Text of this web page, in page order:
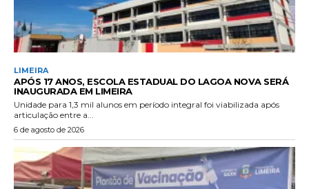
LIMEIRA
APÓS 17 ANOS, ESCOLA ESTADUAL DO LAGOA NOVA SERÁ
INAUGURADA EM LIMEIRA
Unidade para 1,3 mil alunos em período integral foi viabilizada após
articulação entre a...
6 de agosto de 2026